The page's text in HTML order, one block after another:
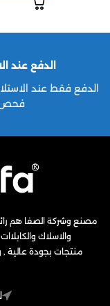
الدفع عند
الدفع فقط عند
فحص
مصنع وشركة الصفا هم
والاسلاك
منتجات بجودة